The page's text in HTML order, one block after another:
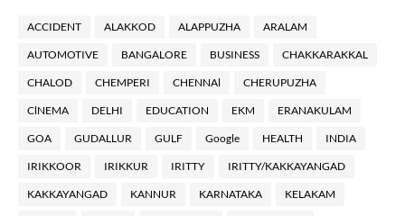
ACCIDENT ALAKKOD ALAPPUZHA ARALAM
AUTOMOTIVE BANGALORE BUSINESS CHAKKARAKKAL
CHALOD CHEMPERI CHENNAl CHERUPUZHA
ClNEMA DELHI EDUCATION EKM ERANAKULAM
GOA GUDALLUR GULF Google HEALTH INDIA
IRIKKOOR IRIKKUR IRITTY IRITTY/KAKKAYANGAD
KAKKAYANGAD KANNUR KARNATAKA KELAKAM